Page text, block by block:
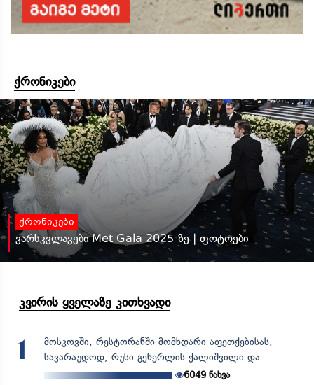
ქრონიკები
ქრონიკები
ვარსკვლავები Met Gala 2025-ზე | ფოტოები
კვირის ყველაზე კითხვადი
1
მოსკოვში, რესტორანში მომხდარი აფეთქებისას,
სავარაუდოდ, რუსი გენერლის ქალიშვილი და...
6049 ნახვა